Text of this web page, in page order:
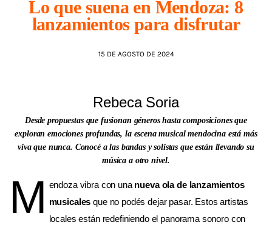
AGENDA
Lo que suena en Mendoza: 8
lanzamientos para disfrutar
15 DE AGOSTO DE 2024
Rebeca Soria
Desde propuestas que fusionan géneros hasta composiciones que
exploran emociones profundas, la escena musical mendocina está más
viva que nunca. Conocé a las bandas y solistas que están llevando su
música a otro nivel.
M endoza vibra con una nueva ola de lanzamientos
musicales que no podés dejar pasar. Estos artistas
locales están redefiniendo el panorama sonoro con